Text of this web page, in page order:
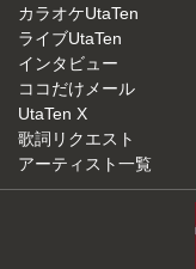
カラオケUtaTen
ライブUtaTen
インタビュー
ココだけメール
UtaTen X
歌詞リクエスト
アーティスト一覧